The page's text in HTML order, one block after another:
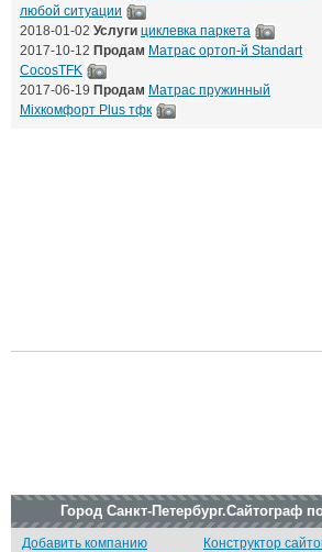
любой ситуации
2018-01-02 Услуги циклевка паркета
2017-10-12 Продам Матрас ортоп-й Standart
CocosTFK
2017-06-19 Продам Матрас пружинный
Mixкомфорт Plus тфк
Город Санкт-Петербург.Сайтограф
Добавить компанию
Конструктор